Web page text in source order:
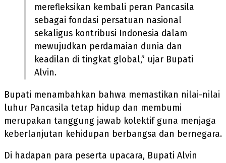
merefleksikan kembali peran Pancasila
sebagai fondasi persatuan nasional
sekaligus kontribusi Indonesia dalam
mewujudkan perdamaian dunia dan
keadilan di tingkat global,” ujar Bupati
Alvin.
Bupati menambahkan bahwa memastikan nilai-nilai
luhur Pancasila tetap hidup dan membumi
merupakan tanggung jawab kolektif guna menjaga
keberlanjutan kehidupan berbangsa dan bernegara.
Di hadapan para peserta upacara, Bupati Alvin